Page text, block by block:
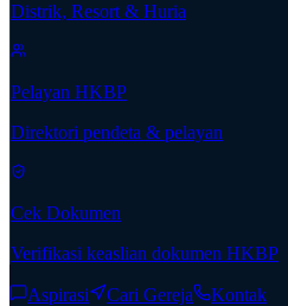
Distrik, Resort & Huria
Pelayan HKBP
Direktori pendeta & pelayan
Cek Dokumen
Verifikasi keaslian dokumen HKBP
Aspirasi Cari Gereja
Kontak